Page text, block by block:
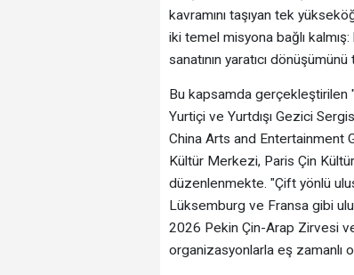
kavramını taşıyan tek
iki temel misyona bağlı
sanatının yaratıcı
Bu kapsamda gerçekleştirilen
Yurtiçi ve Yurtdışı Gezici
China Arts and Entertainment
Kültür Merkezi, Paris Çin
düzenlenmekte. "Çift yönlü
Lüksemburg ve Fransa gibi
2026 Pekin Çin-Arap Zirvesi
organizasyonlarla eş zamanlı